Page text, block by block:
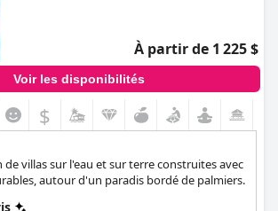
À partir de 1 225 $
Voir les disponibilités
$
villas sur l'eau et sur terre construites avec
autour d'un paradis bordé de palmiers.